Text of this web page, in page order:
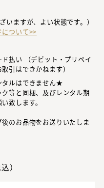
いますが、よい状態です。）
ついて>>
払い （デビット・プリペイ
引はできかねます）
ルはできません★
等と同梱、及びレンタル期
致します。
のお品物をお送りいたしま
）